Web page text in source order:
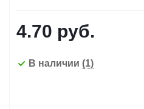
4.70 руб.
В наличии (1)